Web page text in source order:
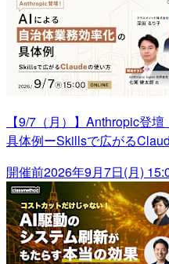
【9/7（月）】Anthropic登
具体例ーSkillsで広がる
開催前2026年9月7日(月)